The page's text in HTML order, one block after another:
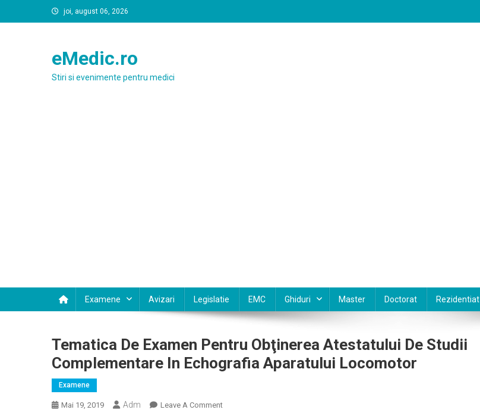
to
joi, august 06, 2026
eMedic.ro
Stiri si evenimente pentru medici
Examene Avizari Legislatie EMC Ghiduri Master Doctorat Rezidentiat
Tematica De Examen Pentru Obţinerea Atestatului De Studii
Complementare In Echografia Aparatului Locomotor
Examene
Mai 19, 2019 Adm Leave A CommentOn